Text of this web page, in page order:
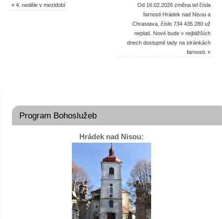
«4. neděle v mezidobí
Od 16.02.2026 změna tel čísla
farnosti Hrádek nad Nisou a
Chrastava, číslo 734 435 280 už
neplatí. Nové bude v nejbližších
dnech dostupné tady na stránkách
farnosti.»
Program Bohoslužeb
Hrádek nad Nisou: